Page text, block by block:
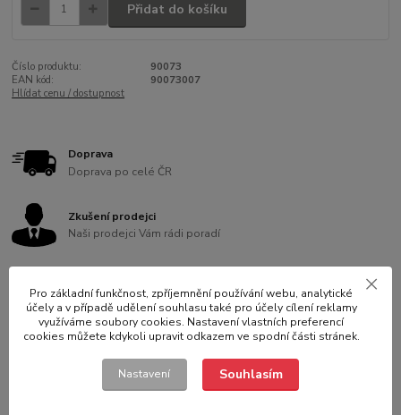
Přidat do košíku
Číslo produktu:
90073
EAN kód:
90073007
Hlídat cenu / dostupnost
Doprava
Doprava po celé ČR
Zkušení prodejci
Naši prodejci Vám rádi poradí
Jsme na trhu více než 10 let
Záruka kvality
Vybíráme pro Vás to nejlepší na trhu
Pro základní funkčnost, zpříjemnění používání webu, analytické
účely a v případě udělení souhlasu také pro účely cílení reklamy
využíváme soubory cookies. Nastavení vlastních preferencí
cookies můžete kdykoli upravit odkazem ve spodní části stránek.
Nastavení Souhlasím